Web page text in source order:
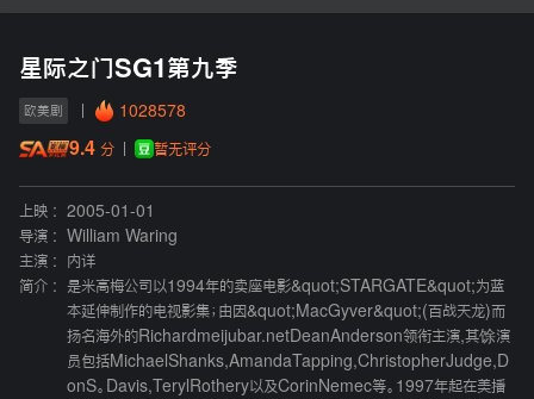
星际之门SG1第九季
欧美剧 1028578
9.4 分 暂无评分
上映 :
2005-01-01
导演 :
William Waring
主演 :
内详
简介 :
是米高梅公司以1994年的卖座电影&quot;STARGATE&quot;为蓝
本延伸制作的电视影集；由因&quot;MacGyver&quot;(百战天龙)而
扬名海外的Richardmeijubar.netDeanAnderson领衔主演,其馀演
员包括MichaelShanks,AmandaTapping,ChristopherJudge,D
onS。Davis,TerylRothery以及CorinNemec等。1997年起在美播